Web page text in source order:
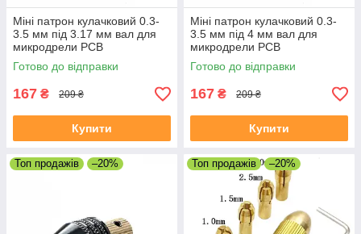
Міні патрон кулачковий 0.3-
3.5 мм під 3.17 мм вал для
микродрели PCB
Готово до відправки
167 ₴ 209 ₴
Купити
Міні патрон кулачковий 0.3-
3.5 мм під 4 мм вал для
микродрели PCB
Готово до відправки
167 ₴ 209 ₴
Купити
Топ продажів –20% Топ продажів –20%